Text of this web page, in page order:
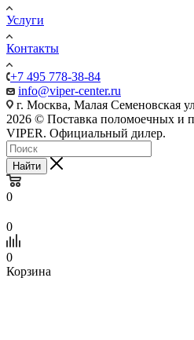
Услуги
Контакты
+7 495 778-38-84
info@viper-center.ru
г. Москва, Малая Семеновская
2026 © Поставка поломоечных и
VIPER. Официальный дилер.
Найти
0
0
0
Корзина